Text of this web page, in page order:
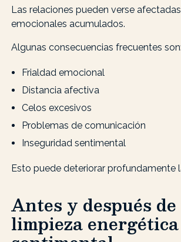
Las relaciones pueden verse
emocionales acumulados.
Algunas consecuencias frecuentes son:
Frialdad emocional
Distancia afectiva
Celos excesivos
Problemas de comunicación
Inseguridad sentimental
Esto puede deteriorar profundamente
Antes y después
limpieza energética